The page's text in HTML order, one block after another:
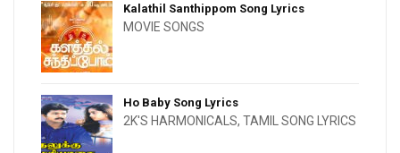
Kalathil Santhippom Song Lyrics
MOVIE SONGS
Ho Baby Song Lyrics
2K'S HARMONICALS, TAMIL SONG LYRICS